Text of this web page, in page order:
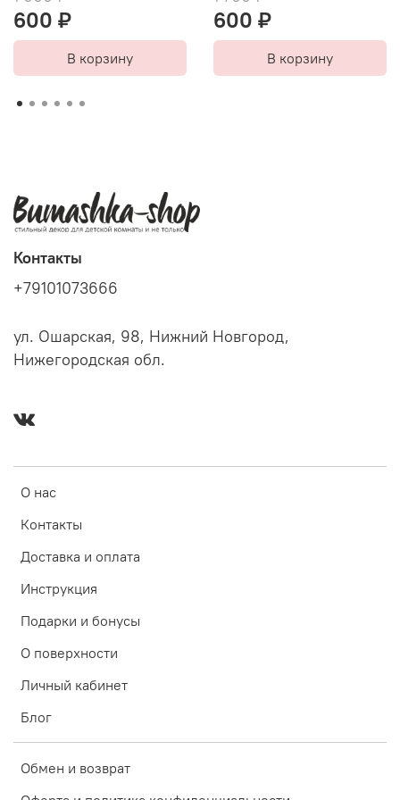
600 ₽
В корзину
600 ₽
В корзину
О нас
Контакты
Доставка и оплата
Инструкция
Подарки и бонусы
О поверхности
Личный кабинет
Блог
Обмен и возврат
Контакты
+79101073666
ул. Ошарская, 98, Нижний Новгород,
Нижегородская обл.